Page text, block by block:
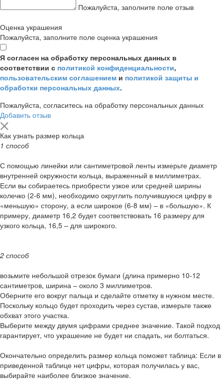
Пожалуйста, заполните поле отзыв
Оценка украшения
Пожалуйста, заполните поле оценка украшения
Я согласен на обработку персональных данных в
соответствии с политикой конфиденциальности,
пользовательским соглашением и политикой защиты и
обработки персональных данных.
Пожалуйста, согласитесь на обработку персональных данных
Добавить отзыв
Как узнать размер кольца
1 способ
С помощью линейки или сантиметровой ленты измерьте диаметр
внутренней окружности кольца, выраженный в миллиметрах.
Если вы собираетесь приобрести узкое или средней ширины
колечко (2-6 мм), необходимо округлить получившуюся цифру в
«меньшую» сторону, а если широкое (6-8 мм) – в «большую». К
примеру, диаметр 16,2 будет соответствовать 16 размеру для
узкого кольца, 16,5 – для широкого.
2 способ
возьмите небольшой отрезок бумаги (длина примерно 10-12
сантиметров, ширина – около 3 миллиметров.
Оберните его вокруг пальца и сделайте отметку в нужном месте.
Поскольку кольцо будет проходить через сустав, измерьте также
обхват этого участка.
Выберите между двумя цифрами среднее значение. Такой подход
гарантирует, что украшение не будет ни спадать, ни болтаться.
Окончательно определить размер кольца поможет таблица: Если в
приведенной таблице нет цифры, которая получилась у вас,
выбирайте наиболее близкое значение.